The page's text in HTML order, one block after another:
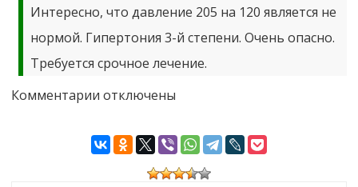
Интересно, что давление 205 на 120 является не
нормой. Гипертония 3-й степени. Очень опасно.
Требуется срочное лечение.
Комментарии к
Владислав
Сергеевич
отключены